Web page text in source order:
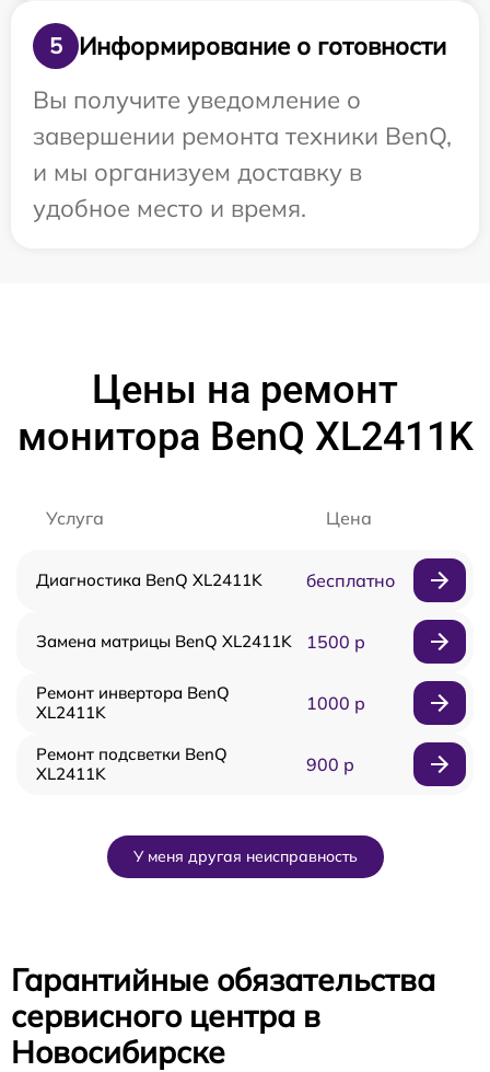
5
Информирование о готовности
Вы получите уведомление о
завершении ремонта техники BenQ,
и мы организуем доставку в
удобное место и время.
Цены на ремонт
монитора BenQ XL2411K
Услуга Цена
Диагностика BenQ XL2411K бесплатно
Замена матрицы BenQ XL2411K 1500 р
Ремонт инвертора BenQ
XL2411K
1000 р
Ремонт подсветки BenQ
XL2411K
900 р
У меня другая неисправность
Гарантийные обязательства
сервисного центра в
Новосибирске